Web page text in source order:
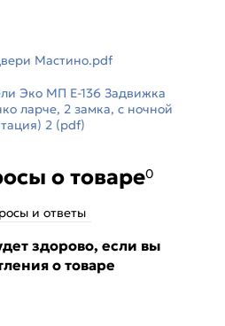
внутри), мм:
усиленное полотно 70 мм
Анкерные болты
Мастино.pdf
Эко МП E-136 Задвижка
ларче, 2 замка, с ночной
2 (pdf)
о товаре0
и ответы
здорово, если вы
о товаре